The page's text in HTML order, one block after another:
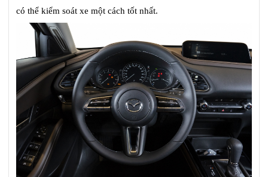
có thể kiểm soát xe một cách tốt nhất.